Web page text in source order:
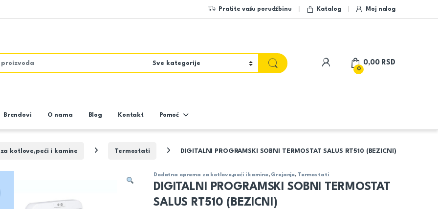
Pratite vašu porudžbinu Katalog Moj nalog
My Account
0
0,00 RSD
Brendovi O nama Blog Kontakt Pomoć
kotlove,peći i kamine Termostati DIGITALNI PROGRAMSKI SOBNI TERMOSTAT SALUS RT510 (BEZICNI)
Dodatna oprema za kotlove,peći i kamine, Grejanje, Termostati
DIGITALNI PROGRAMSKI SOBNI TERMOSTAT
SALUS RT510 (BEZICNI)